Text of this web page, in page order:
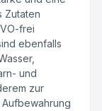
Zutaten
frei
ebenfalls
und
zur